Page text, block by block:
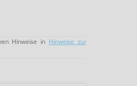
Hinweise in Hinweise zur